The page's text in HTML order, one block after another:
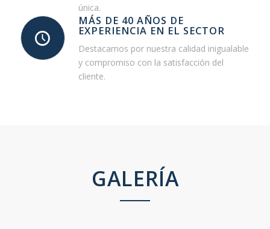
única.
MÁS DE 40 AÑOS DE
EXPERIENCIA EN EL SECTOR
Destacamos por nuestra calidad inigualable
y compromiso con la satisfacción del
cliente.
GALERÍA